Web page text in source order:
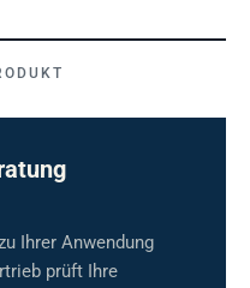
Ihrer Anwendung
prüft Ihre